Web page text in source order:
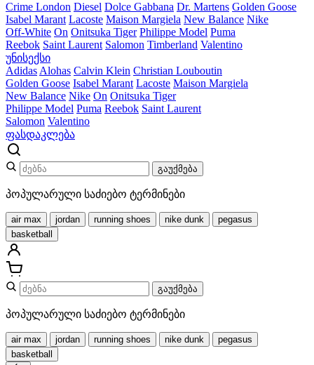
Crime London Diesel Dolce Gabbana Dr. Martens Golden Goose
Isabel Marant Lacoste Maison Margiela New Balance Nike
Off-White On Onitsuka Tiger Philippe Model Puma
Reebok Saint Laurent Salomon Timberland Valentino
უნისექსი
Adidas Alohas Calvin Klein Christian Louboutin
Golden Goose Isabel Marant Lacoste Maison Margiela
New Balance Nike On Onitsuka Tiger
Philippe Model Puma Reebok Saint Laurent
Salomon Valentino
ფასდაკლება
გაუქმება
პოპულარული საძიებო ტერმინები
air max jordan running shoes nike dunk
pegasus
basketball
გაუქმება
პოპულარული საძიებო ტერმინები
air max jordan running shoes nike dunk
pegasus
basketball